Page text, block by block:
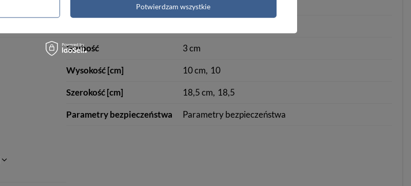
10 cm
Grubość 3 cm
Wysokość [cm] 10 cm 10
Szerokość [cm] 18,5 cm 18,5
Parametry bezpieczeństwa Parametry bezpieczeństwa
Potwierdzam wszystkie